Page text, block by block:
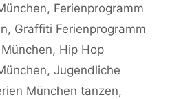
, Ferienprogramm
, Graffiti Ferienprogramm
, Hip Hop
, Jugendliche
München tanzen,